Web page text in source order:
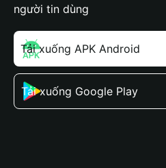
người tin dùng
Tải xuống APK Android
Tải xuống Google Play